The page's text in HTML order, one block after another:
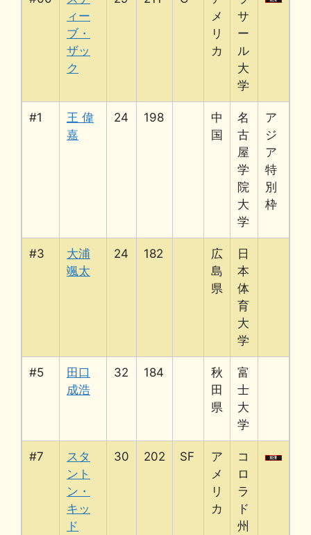
ィー
ブ・
ザッ
ク
メ
リ
カ
サ
ー
ル
大
学
#1
王 偉
嘉
24 198
中
国
名
古
屋
学
院
大
学
ア
ジ
ア
特
別
枠
#3
大浦
颯太
24 182
広
島
県
日
本
体
育
大
学
#5
田口
成浩
32 184
秋
田
県
富
士
大
学
#7
スタ
ント
ン・
キッ
ド
30 202 SF
ア
メ
リ
カ
コ
ロ
ラ
ド
州